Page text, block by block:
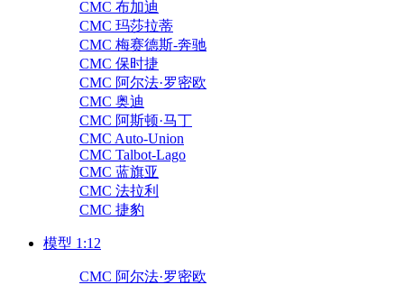
CMC 布加迪
CMC 玛莎拉蒂
CMC 梅赛德斯-奔驰
CMC 保时捷
CMC 阿尔法·罗密欧
CMC 奥迪
CMC 阿斯顿·马丁
CMC Auto-Union
CMC Talbot-Lago
CMC 蓝旗亚
CMC 法拉利
CMC 捷豹
模型 1:12
CMC 阿尔法·罗密欧